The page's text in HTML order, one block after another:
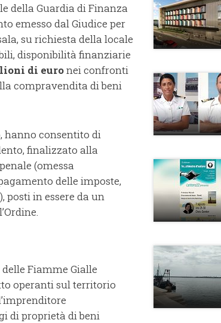
della Guardia di Finanza
emesso dal Giudice per
su richiesta della locale
disponibilità finanziarie
di euronei confronti
compravendita di beni
hanno consentito di
finalizzato alla
(omessa
delle imposte,
in essere da un
Fiamme Gialle
operanti sul territorio
di proprietà di beni